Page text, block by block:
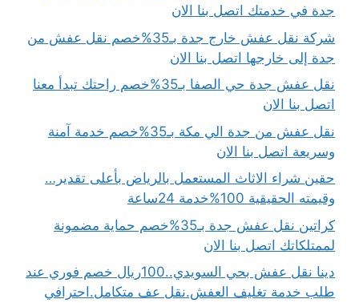
جدة في خدمتك اتصل بنا الان
شركة نقل عفش خارج جدة بـ35%خصم نقل عفش من
جدة إلى خارجها اتصل بنا الان
نقل عفش جدة حي الصفا بـ35%خصم راحتك تبدأ معنا
اتصل بنا الان
نقل عفش من جدة الي مكة بـ35%خصم خدمة آمنة
وسريعة اتصل بنا الان
حقين شراء الاثاث المستعمل بالرياض بأعلى تقدير…
وقيمته الحقيقية 100%خدمة 24ساعة
كراتين نقل عفش جدة بـ35%خصم حماية مضمونة
لممتلكاتك اتصل بنا الان
دينا نقل عفش بحي السويدي..100ريال خصم فوري عند
طلب خدمة تغليف العفش.نقل عف متكامل.احترافي